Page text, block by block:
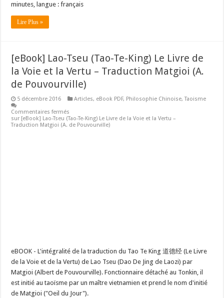
minutes, langue : français
Lire Plus »
[eBook] Lao-Tseu (Tao-Te-King) Le Livre de
la Voie et la Vertu – Traduction Matgioi (A.
de Pouvourville)
5 décembre 2016 Articles, eBook PDF, Philosophie Chinoise,Taoisme
Commentaires fermés
sur [eBook] Lao-Tseu (Tao-Te-King) Le Livre de la Voie et la Vertu –
Traduction Matgioi (A. de Pouvourville)
eBOOK - L'intégralité de la traduction du Tao Te King 道德经 (Le Livre
de la Voie et de la Vertu) de Lao Tseu (Dao De Jing de Laozi) par
Matgioi (Albert de Pouvourville). Fonctionnaire détaché au Tonkin, il
est initié au taoïsme par un maître vietnamien et prend le nom d'initié
de Matgioi ("Oeil du Jour").